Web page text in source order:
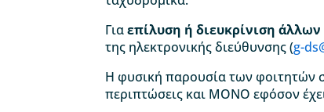
Γιαεπίλυση ή διευκρίνιση
της ηλεκτρονικής διεύθυνσης (g-
Η φυσική παρουσία των φοιτητών
περιπτώσεις και ΜΟΝΟ εφόσον